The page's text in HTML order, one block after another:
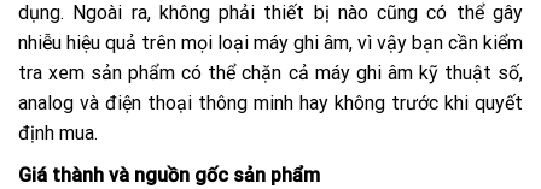
dụng. Ngoài ra, không phải thiết bị nào cũng có thể gây
nhiễu hiệu quả trên mọi loại máy ghi âm, vì vậy bạn cần kiểm
tra xem sản phẩm có thể chặn cả máy ghi âm kỹ thuật số,
analog và điện thoại thông minh hay không trước khi quyết
định mua.
Giá thành và nguồn gốc sản phẩm